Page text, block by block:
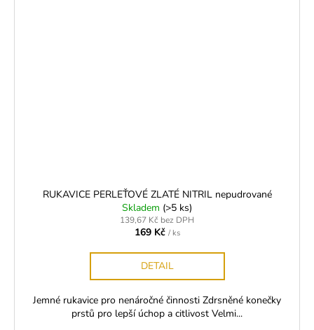
RUKAVICE PERLEŤOVÉ ZLATÉ NITRIL nepudrované
Skladem (>5 ks)
139,67 Kč bez DPH
169 Kč / ks
DETAIL
Jemné rukavice pro nenáročné činnosti Zdrsněné konečky
prstů pro lepší úchop a citlivost Velmi...